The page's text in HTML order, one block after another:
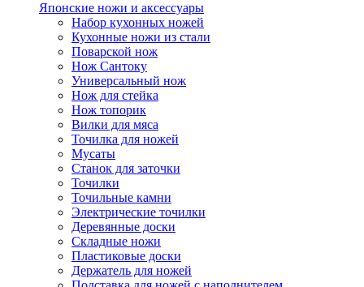
Японские ножи и аксессуары
Набор кухонных ножей
Кухонные ножи из стали
Поварской нож
Нож Сантоку
Универсальный нож
Нож для стейка
Нож топорик
Вилки для мяса
Точилка для ножей
Мусаты
Станок для заточки
Точилки
Точильные камни
Электрические точилки
Деревянные доски
Складные ножи
Пластиковые доски
Держатель для ножей